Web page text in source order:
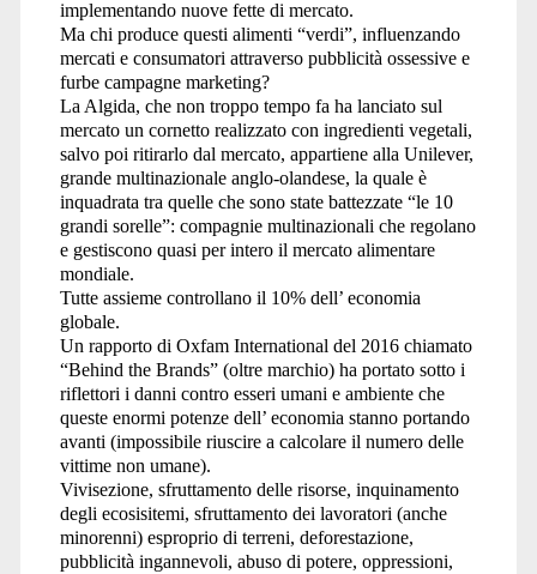
implementando nuove fette di mercato.
Ma chi produce questi alimenti “verdi”, influenzando
mercati e consumatori attraverso pubblicità ossessive e
furbe campagne marketing?
La Algida, che non troppo tempo fa ha lanciato sul
mercato un cornetto realizzato con ingredienti vegetali,
salvo poi ritirarlo dal mercato, appartiene alla Unilever,
grande multinazionale anglo-olandese, la quale è
inquadrata tra quelle che sono state battezzate “le 10
grandi sorelle”: compagnie multinazionali che regolano
e gestiscono quasi per intero il mercato alimentare
mondiale.
Tutte assieme controllano il 10% dell’ economia
globale.
Un rapporto di Oxfam International del 2016 chiamato
“Behind the Brands” (oltre marchio) ha portato sotto i
riflettori i danni contro esseri umani e ambiente che
queste enormi potenze dell’ economia stanno portando
avanti (impossibile riuscire a calcolare il numero delle
vittime non umane).
Vivisezione, sfruttamento delle risorse, inquinamento
degli ecosisitemi, sfruttamento dei lavoratori (anche
minorenni) esproprio di terreni, deforestazione,
pubblicità ingannevoli, abuso di potere, oppressioni,